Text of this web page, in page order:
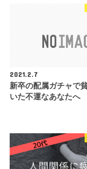
2021.2.7
新卒の配属ガチャで
いた不運なあなたへ